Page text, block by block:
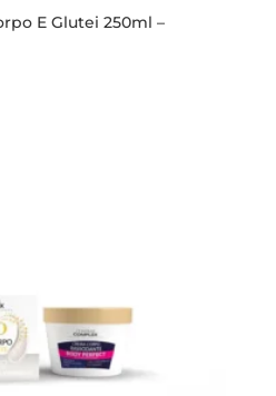
E Glutei 250ml –